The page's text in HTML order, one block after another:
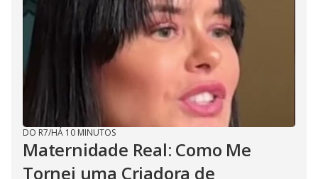
DO R7/HÁ 10 MINUTOS
Maternidade Real: Como Me
Tornei uma Criadora de